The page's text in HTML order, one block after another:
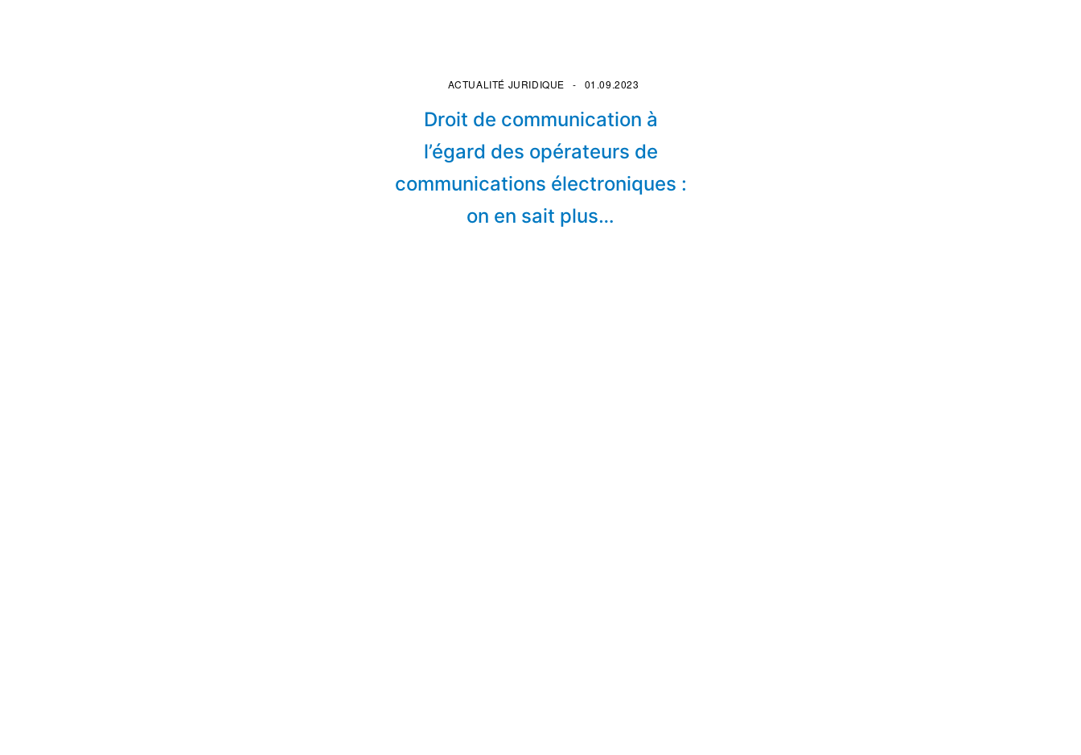
Droit de communication à
l’égard des opérateurs de
communications électroniques :
on en sait plus…
01.09.2023
ACTUALITÉ JURIDIQUE